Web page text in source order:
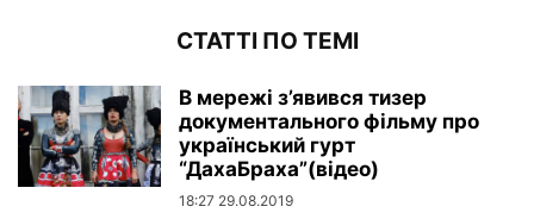
СТАТТІ ПО ТЕМІ
В мережі з’явився тизер
документального фільму про
український гурт
“ДахаБраха”(відео)
18:27 29.08.2019